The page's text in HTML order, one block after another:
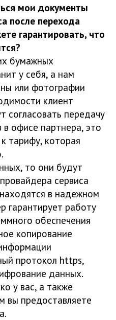
мои документы
после перехода
гарантировать, что
бумажных
у себя, а нам
или фотографии
клиент
согласовать передачу
офисе партнера, это
тарифу, которая
то они будут
сервиса
в надежном
гарантирует работу
обеспечения
копирование
протокол https,
данных.
у вас, а также
вы предоставляете